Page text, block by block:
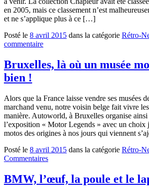
en 2005, mais ce classement n’est
et ne s’applique plus à ce […]
Posté le 8 avril 2015 dans la catégorie Rétro-
commentaire
Bruxelles, là où un musée
bien !
Alors que la France laisse vendre ses musées
marchand venu, notre voisin belge fait vivre
manière. Autoworld, à Bruxelles organise
l’exposition « Motor Legends » avec un choix
motos des origines à nos jours qui viennent
Posté le 8 avril 2015 dans la catégorie Rétro-
Commentaires
BMW, l’œuf, la poule et le